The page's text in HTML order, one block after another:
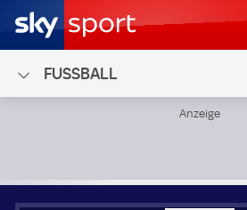
FUSSBALL